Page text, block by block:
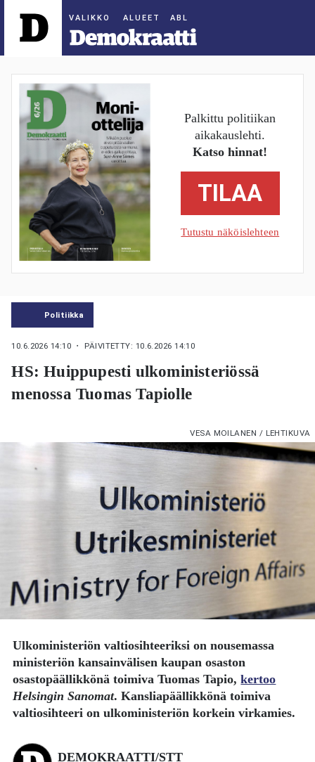
ALUEET
Palkittu politiikan
aikakauslehti.
Katso hinnat!
TILAA
Tutustu näköislehteen
Politiikka
10.6.2026 14:10 ・ PÄIVITETTY: 10.6.2026 14:10
HS: Huippupesti ulkoministeriössä
menossa Tuomas Tapiolle
VESA MOILANEN / LEHTIKUVA
Ulkoministeriön valtiosihteeriksi on nousemassa
ministeriön kansainvälisen kaupan osaston
osastopäällikkönä toimivaTuomas Tapio,kertoo
Helsingin Sanomat. Kansliapäällikkönä toimiva
valtiosihteeri on ulkoministeriön korkein virkamies.
DEMOKRAATTI/STT